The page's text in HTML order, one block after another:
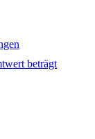
beträgt